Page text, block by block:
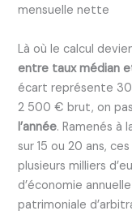
mensuelle nette
Là où le calcul
entre taux médian
écart représente
2 500 € brut, on
l’année. Ramenés à
sur 15 ou 20 ans,
plusieurs milliers
d’économie
patrimoniale